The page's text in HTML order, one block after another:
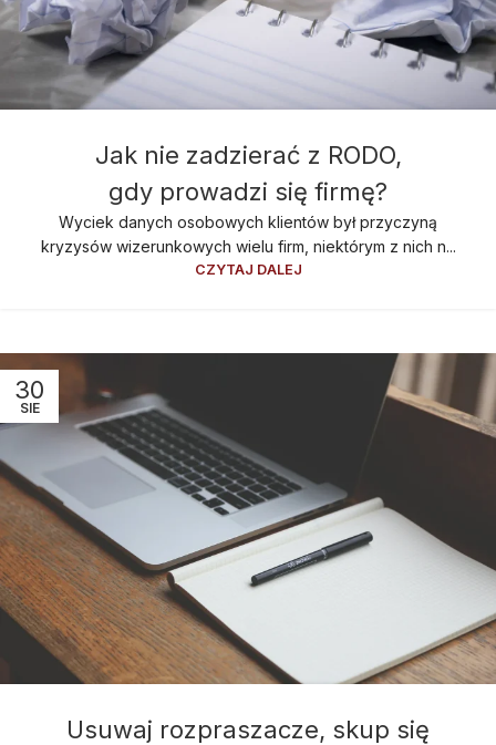
Jak nie zadzierać z RODO,
gdy prowadzi się firmę?
Wyciek danych osobowych klientów był przyczyną
kryzysów wizerunkowych wielu firm, niektórym z nich n...
CZYTAJ DALEJ
30
SIE
Usuwaj rozpraszacze, skup się